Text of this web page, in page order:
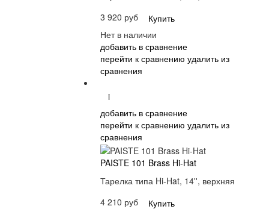
3 920 руб
Купить
Нет в наличии
добавить в сравнение
перейти к сравнению удалить из
сравнения
i
добавить в сравнение
перейти к сравнению удалить из
сравнения
PAISTE 101 Brass Hi-Hat
Тарелка типа Hi-Hat, 14'', верхняя
4 210 руб
Купить